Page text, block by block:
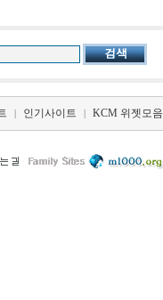
| 인기사이트 | KCM 위젯모음